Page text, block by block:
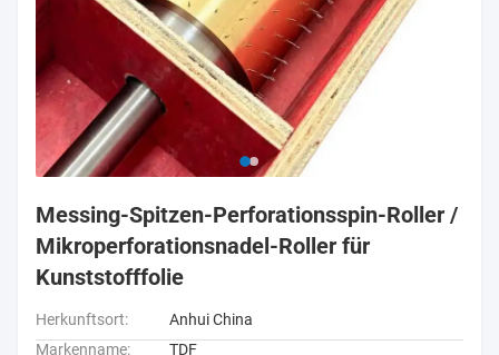
Messing-Spitzen-Perforationsspin-Roller /
Mikroperforationsnadel-Roller für
Kunststofffolie
Herkunftsort:
Anhui China
Markenname:
TDF